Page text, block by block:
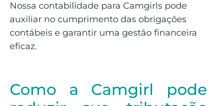
Nossa contabilidade para Camgirls pode
auxiliar no cumprimento das obrigações
contábeis e garantir uma gestão financeira
eficaz.
Como a Camgirl pode